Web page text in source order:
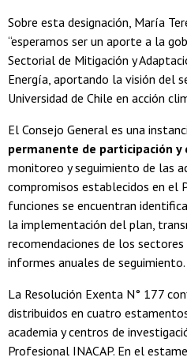
Sobre esta designación, María
“esperamos ser un aporte a la
Sectorial de Mitigación y
Energía, aportando la visión del
Universidad de Chile en acción
El Consejo General es una
permanente de participación y
monitoreo y seguimiento de las
compromisos establecidos en el
funciones se encuentran
la implementación del plan,
recomendaciones de los
informes anuales de seguimiento.
La Resolución Exenta N° 177
distribuidos en cuatro
academia y centros de
Profesional INACAP. En el